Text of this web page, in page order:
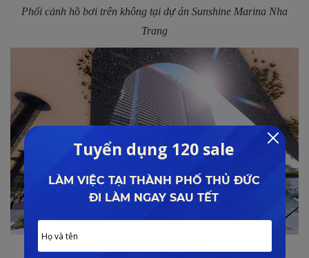
Phối cảnh hồ bơi trên không tại dự án Sunshine Marina Nha
Trang
Khu sân khấu biểu diễn Lighting Show